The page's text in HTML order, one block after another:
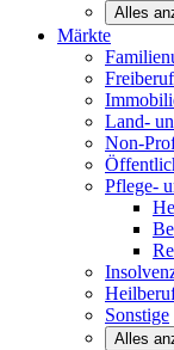
Alles
Märkte
Land-
Non-
Pflege-
Sonstige
Alles